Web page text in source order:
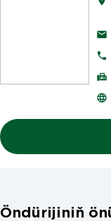
Öndürijiniň